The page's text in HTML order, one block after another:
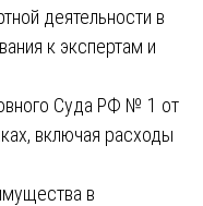
деятельности в
к экспертам и
Суда РФ № 1 от
включая расходы
в